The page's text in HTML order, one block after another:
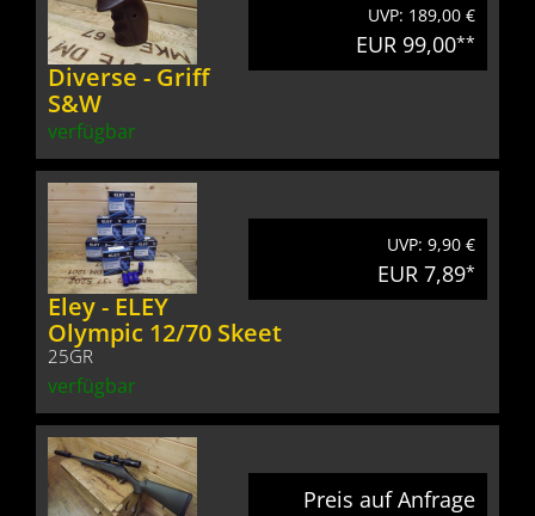
UVP: 189,00 €
EUR 99,00**
Diverse - Griff
S&W
verfügbar
UVP: 9,90 €
EUR 7,89*
Eley - ELEY
Olympic 12/70 Skeet
25GR
verfügbar
Preis auf Anfrage